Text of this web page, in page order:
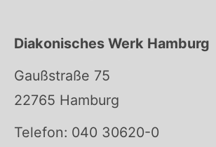
Diakonisches Werk Hamburg
Gaußstraße 75
22765 Hamburg
Telefon: 040 30620-0